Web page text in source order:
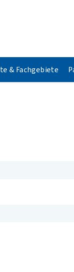
& Fachgebiete